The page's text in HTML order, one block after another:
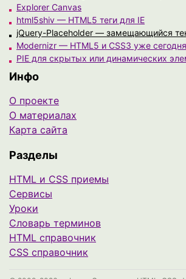
Explorer Canvas
html5shiv — HTML5 теги для IE
jQuery-Placeholder — замещающийся
Modernizr — HTML5 и CSS3 уже сегодня
PIE для скрытых или динамических
Инфо
О проекте
О материалах
Карта сайта
Разделы
HTML и CSS приемы
Сервисы
Уроки
Cловарь терминов
HTML справочник
CSS справочник